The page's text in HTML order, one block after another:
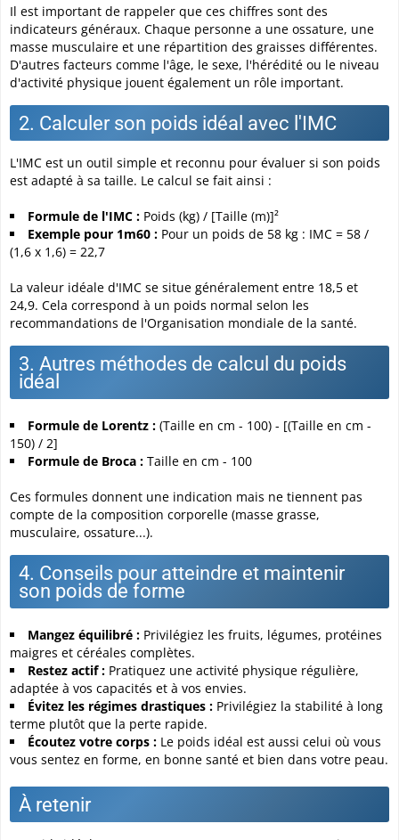
Il est important de rappeler que ces chiffres sont des
indicateurs généraux. Chaque personne a une ossature, une
masse musculaire et une répartition des graisses différentes.
D'autres facteurs comme l'âge, le sexe, l'hérédité ou le niveau
d'activité physique jouent également un rôle important.
2. Calculer son poids idéal avec l'IMC
L'IMC est un outil simple et reconnu pour évaluer si son poids
est adapté à sa taille. Le calcul se fait ainsi :
Formule de l'IMC : Poids (kg) / [Taille (m)]²
Exemple pour 1m60 : Pour un poids de 58 kg : IMC = 58 /
(1,6 x 1,6) = 22,7
La valeur idéale d'IMC se situe généralement entre 18,5 et
24,9. Cela correspond à un poids normal selon les
recommandations de l'Organisation mondiale de la santé.
3. Autres méthodes de calcul du poids
idéal
Formule de Lorentz : (Taille en cm - 100) - [(Taille en cm -
150) / 2]
Formule de Broca : Taille en cm - 100
Ces formules donnent une indication mais ne tiennent pas
compte de la composition corporelle (masse grasse,
musculaire, ossature...).
4. Conseils pour atteindre et maintenir
son poids de forme
Mangez équilibré : Privilégiez les fruits, légumes, protéines
maigres et céréales complètes.
Restez actif : Pratiquez une activité physique régulière,
adaptée à vos capacités et à vos envies.
Évitez les régimes drastiques : Privilégiez la stabilité à long
terme plutôt que la perte rapide.
Écoutez votre corps : Le poids idéal est aussi celui où vous
vous sentez en forme, en bonne santé et bien dans votre peau.
À retenir